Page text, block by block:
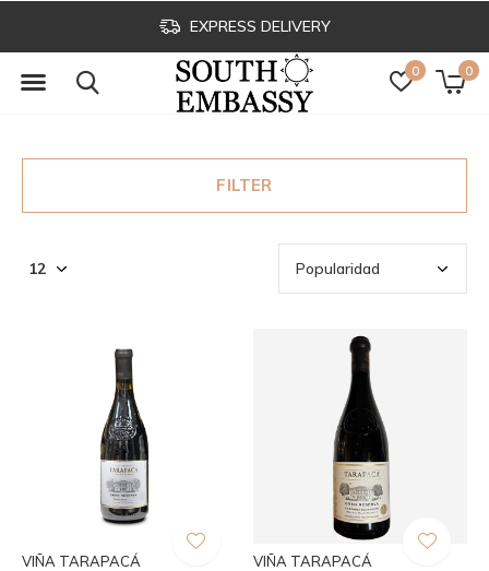
0 0
EXPRESS DELIVERY
FILTER
VIÑA TARAPACÁ VIÑA TARAPACÁ